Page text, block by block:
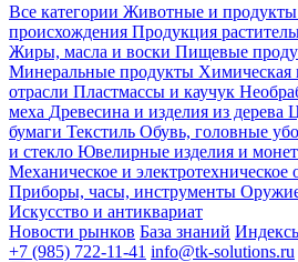
Все категории Животные и
происхождения Продукция
Жиры, масла и воски Пищевые
Минеральные продукты Химическая
отрасли Пластмассы и каучук
меха Древесина и изделия из дерева
бумаги Текстиль Обувь, головные
и стекло Ювелирные изделия и
Механическое и электротехническое
Приборы, часы, инструменты
Искусство и антиквариат
Новости рынков База знаний
+7 (985) 722-11-41 info@tk-solutions.ru